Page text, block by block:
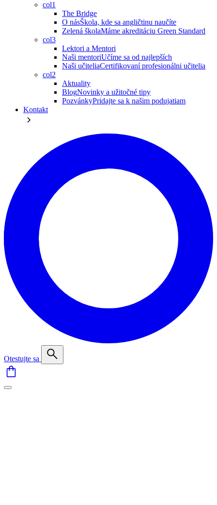
col1
The Bridge
O násŠkola, kde sa angličtinu naučíte
Zelená školaMáme akreditáciu Green Standard
col3
Lektori a Mentori
Naši mentoriUčíme sa od najlepších
Naši učiteliaCertifikovaní profesionálni učitelia
col2
Aktuality
BlogNovinky a užitočné tipy
PozvánkyPridajte sa k našim podujatiam
Kontakt
Otestujte sa